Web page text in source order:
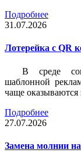
Подробнее
31.07.2026
Лотерейка c QR
В среде
шаблонной
чаще оказываются
Подробнее
27.07.2026
Замена молнии